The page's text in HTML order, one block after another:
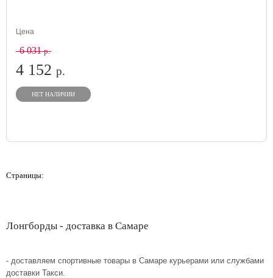
Цена
6 031р.
4 152 р.
НЕТ НАЛИЧИИ
Страницы:
Лонгборды - доставка в Самаре
- доставляем спортивные товары в Самаре курьерами или службами
доставки Такси.